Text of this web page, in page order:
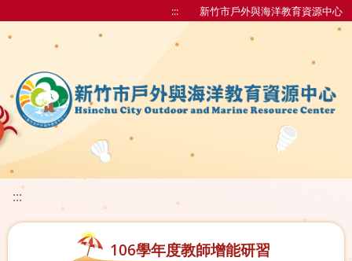
::: 新竹市戶外與海洋教育資源中心
:::
106學年度教師增能研習